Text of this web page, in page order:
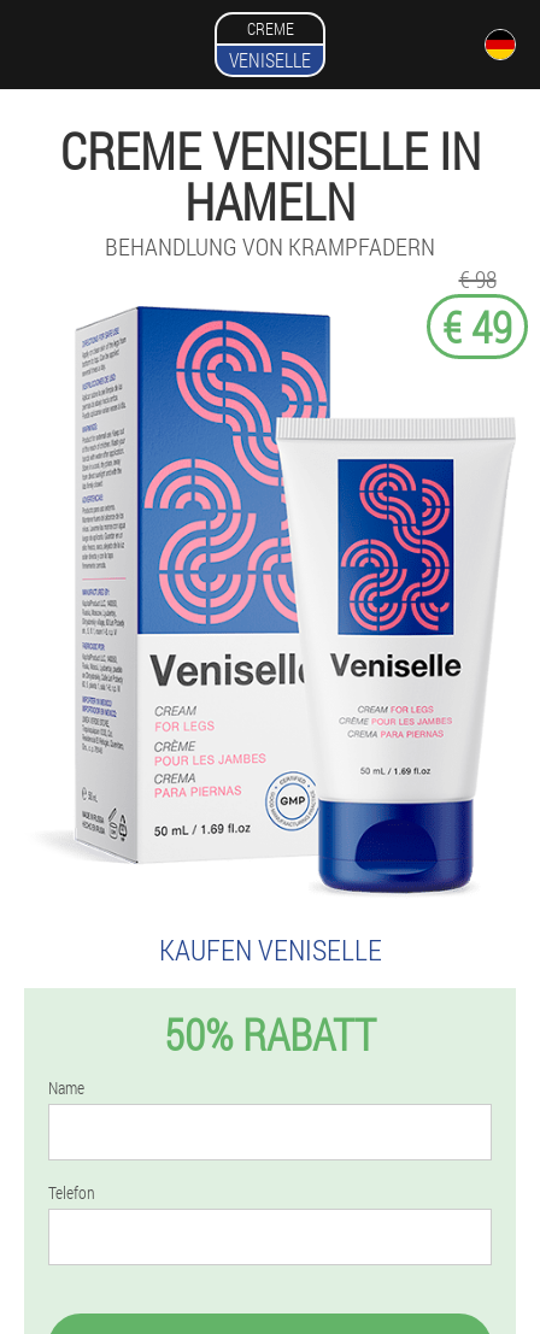
CREME
VENISELLE
CREME VENISELLE IN
HAMELN
BEHANDLUNG VON KRAMPFADERN
€ 98
€ 49
KAUFEN VENISELLE
50% RABATT
Name
Telefon